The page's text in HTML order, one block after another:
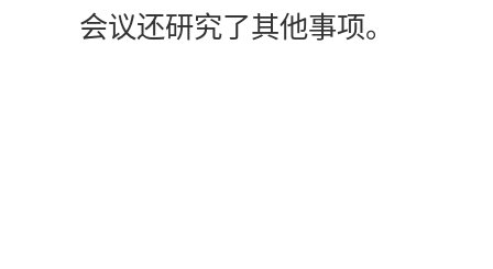
会议还研究了其他事项。